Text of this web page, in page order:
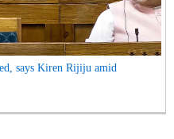
says Kiren Rijiju amid